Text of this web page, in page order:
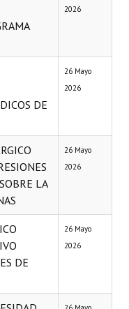
2026
DE
26 Mayo
2026
LA
26 Mayo
2026
DE
26 Mayo
2026